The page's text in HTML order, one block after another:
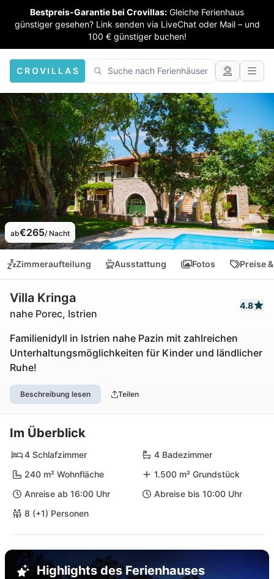
Bestpreis-Garantie bei Crovillas: Gleiche Ferienhaus
günstiger gesehen? Link senden via LiveChat oder Mail – und
100 € günstiger buchen!
CROVILLAS
ab€265/ Nacht
Zimmeraufteilung Ausstattung Fotos Preise
Villa Kringa
nahe Porec, Istrien
4.8
Familienidyll in Istrien nahe Pazin mit zahlreichen
Unterhaltungsmöglichkeiten für Kinder und ländlicher
Ruhe!
Beschreibung lesen Teilen
Im Überblick
4 Schlafzimmer
4 Badezimmer
240 m² Wohnfläche
1.500 m² Grundstück
Anreise ab 16:00 Uhr
Abreise bis 10:00 Uhr
8 (+1) Personen
Highlights des Ferienhauses